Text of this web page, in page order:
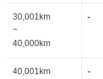
30,001km
~
40,000km
-
40,001km
-